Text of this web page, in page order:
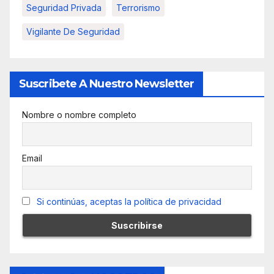
Seguridad Privada Terrorismo
Vigilante De Seguridad
Suscribete A Nuestro Newsletter
Nombre o nombre completo
Email
Si continúas, aceptas la política de privacidad